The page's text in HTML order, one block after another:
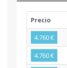
Precio
4.760 €
4.760 €